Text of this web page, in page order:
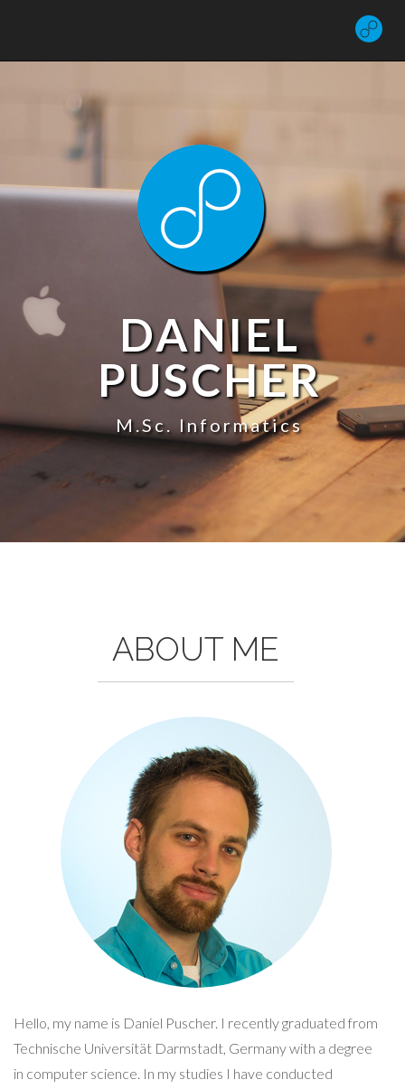
DANIEL
PUSCHER
M.Sc. Informatics
ABOUT ME
Hello, my name is Daniel Puscher. I recently graduated from
Technische Universität Darmstadt, Germany with a degree
in computer science. In my studies I have conducted